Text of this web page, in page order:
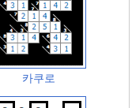
카쿠로